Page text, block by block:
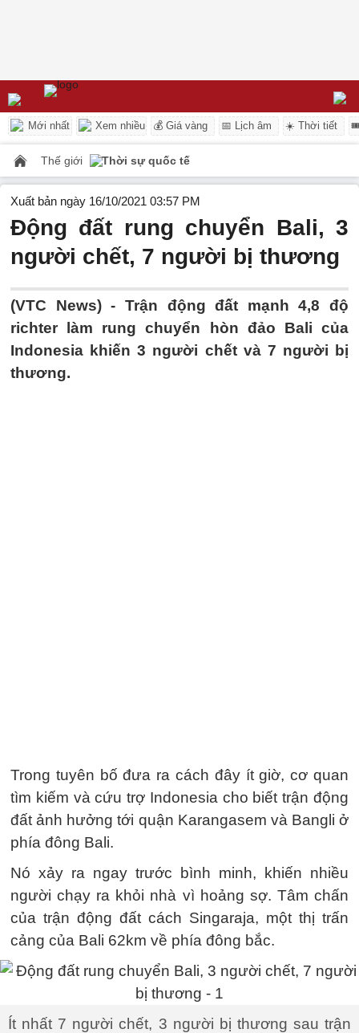
Mới nhất Xem nhiều 💰 Giá vàng 📅 Lịch âm ☀️ Thời tiết
Thế giới Thời sự quốc tế
Xuất bản ngày 16/10/2021 03:57 PM
Động đất rung chuyển Bali, 3
người chết, 7 người bị thương
(VTC News) - Trận động đất mạnh 4,8 độ
richter làm rung chuyển hòn đảo Bali của
Indonesia khiến 3 người chết và 7 người bị
thương.
Trong tuyên bố đưa ra cách đây ít giờ, cơ quan
tìm kiếm và cứu trợ Indonesia cho biết trận động
đất ảnh hưởng tới quận Karangasem và Bangli ở
phía đông Bali.
Nó xảy ra ngay trước bình minh, khiến nhiều
người chạy ra khỏi nhà vì hoảng sợ. Tâm chấn
của trận động đất cách Singaraja, một thị trấn
cảng của Bali 62km về phía đông bắc.
Ít nhất 7 người chết, 3 người bị thương sau trận